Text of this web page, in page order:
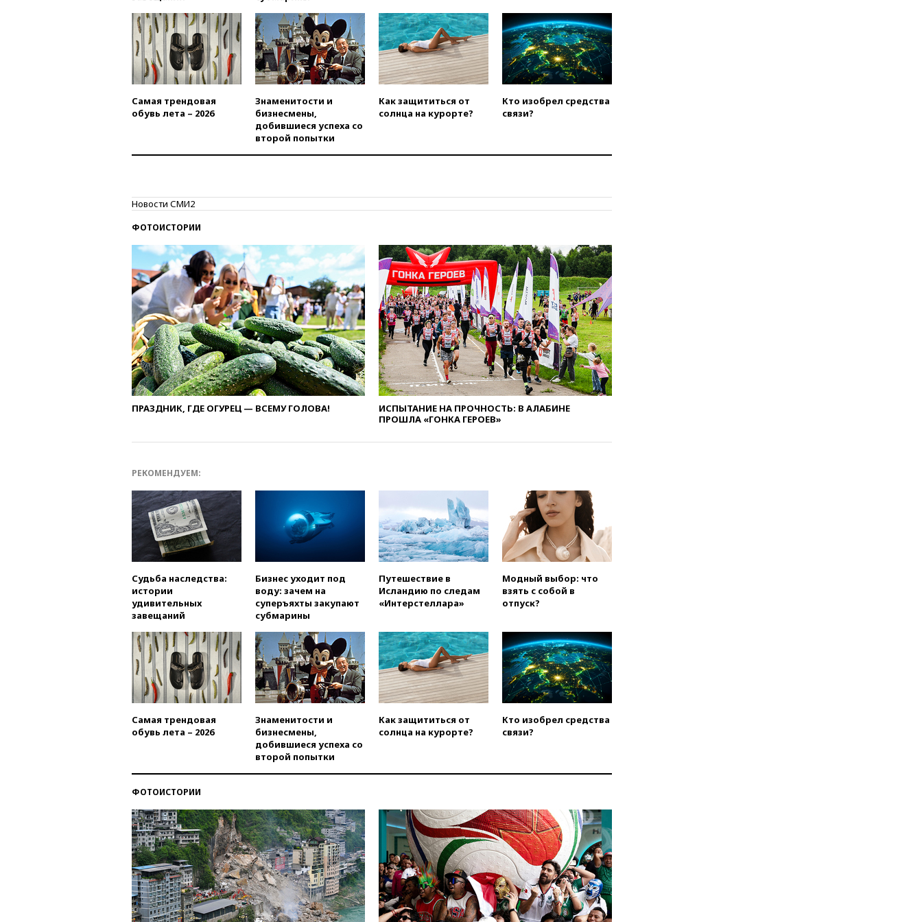
вчера, 22:00Путин поручил
выделить средства на новые
РЛС для Белгородской
области
вчера, 21:56The Atlantic: Маск
отказал Украине в
использовании Starlink для
атак вглубь РФ
уголовное дело
опубликовал 16 новых видео с
НЛО
вчера, 21:00На границе
Украины с Польшей скопилось
свыше 6,5 тысячи грузовиков
вчера, 20:53Швыдкой:
«Интервидение» точно
пройдет в 2026 году
вчера, 20:45ПВО за день
сбила еще 75 украинских
беспилотников над Россией
вчера, 20:35
Белгородской области
финансировании
экстремизма
вчера, 20:20Суд США
постановил остановить
строительство бального зала в
Белом доме
вчера, 20:15Сенат США
одобрил ужесточение
санкций против России и
вчера, 20:00СК возбудил дело
против журналистки Катерины
Гордеевой о фейках о ВС
России
вчера, 19:45 ISU предоставил
фигуристкам Валиевой и
Трусовой
впервые совершил
погибла во Французских
Альпах
вчера, 19:00Открытое
горение на складе в Брянске
ликвидировано
вчера, 18:55Минобороны
отчиталось об ударах по двум
Самая трендовая
обувь лета – 2026
Знаменитости и
бизнесмены,
добившиеся успеха со
второй попытки
Как защититься от
солнца на курорте?
Кто изобрел средства
связи?
Новости СМИ2
ФОТОИСТОРИИ
ПРАЗДНИК, ГДЕ ОГУРЕЦ — ВСЕМУ ГОЛОВА!
ИСПЫТАНИЕ НА ПРОЧНОСТЬ: В АЛАБИНЕ
ПРОШЛА «ГОНКА ГЕРОЕВ»
РЕКОМЕНДУЕМ:
Судьба наследства:
истории
удивительных
завещаний
Бизнес уходит под
воду: зачем на
суперъяхты закупают
субмарины
Путешествие в
Исландию по следам
«Интерстеллара»
Модный выбор: что
взять с собой в
отпуск?
Самая трендовая
обувь лета – 2026
Знаменитости и
бизнесмены,
добившиеся успеха со
второй попытки
Как защититься от
солнца на курорте?
Кто изобрел средства
связи?
ФОТОИСТОРИИ